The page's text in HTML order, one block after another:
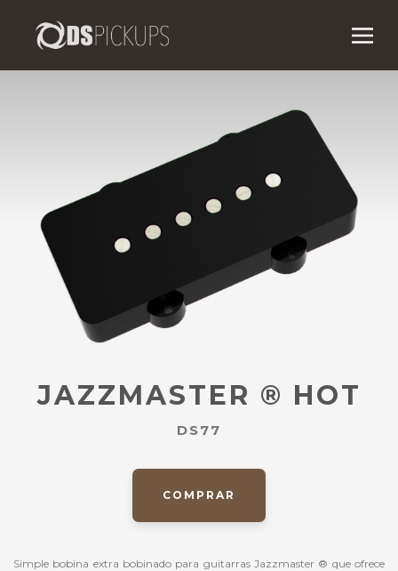
JAZZMASTER ® HOT
DS77
COMPRAR
Simple bobina extra bobinado para guitarras Jazzmaster ® que ofrece